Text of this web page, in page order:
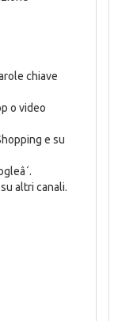
chiave
o video
e su
altri canali.